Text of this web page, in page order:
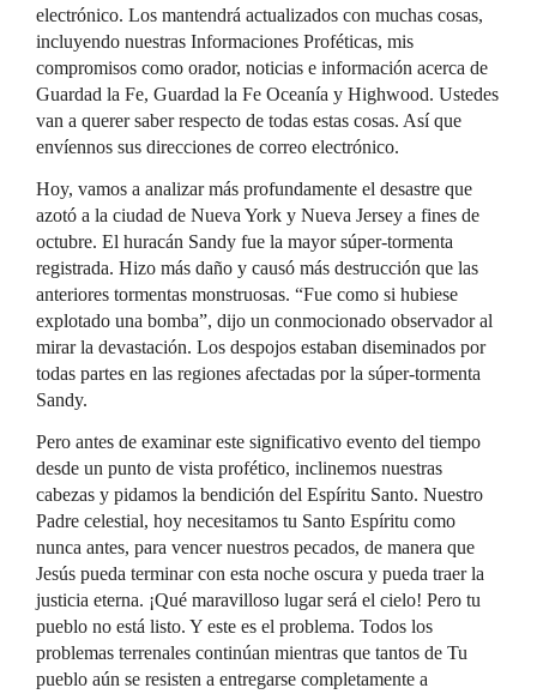
electrónico. Los mantendrá actualizados con muchas cosas,
incluyendo nuestras Informaciones Proféticas, mis
compromisos como orador, noticias e información acerca de
Guardad la Fe, Guardad la Fe Oceanía y Highwood. Ustedes
van a querer saber respecto de todas estas cosas. Así que
envíennos sus direcciones de correo electrónico.
Hoy, vamos a analizar más profundamente el desastre que
azotó a la ciudad de Nueva York y Nueva Jersey a fines de
octubre. El huracán Sandy fue la mayor súper-tormenta
registrada. Hizo más daño y causó más destrucción que las
anteriores tormentas monstruosas. “Fue como si hubiese
explotado una bomba”, dijo un conmocionado observador al
mirar la devastación. Los despojos estaban diseminados por
todas partes en las regiones afectadas por la súper-tormenta
Sandy.
Pero antes de examinar este significativo evento del tiempo
desde un punto de vista profético, inclinemos nuestras
cabezas y pidamos la bendición del Espíritu Santo. Nuestro
Padre celestial, hoy necesitamos tu Santo Espíritu como
nunca antes, para vencer nuestros pecados, de manera que
Jesús pueda terminar con esta noche oscura y pueda traer la
justicia eterna. ¡Qué maravilloso lugar será el cielo! Pero tu
pueblo no está listo. Y este es el problema. Todos los
problemas terrenales continúan mientras que tantos de Tu
pueblo aún se resisten a entregarse completamente a